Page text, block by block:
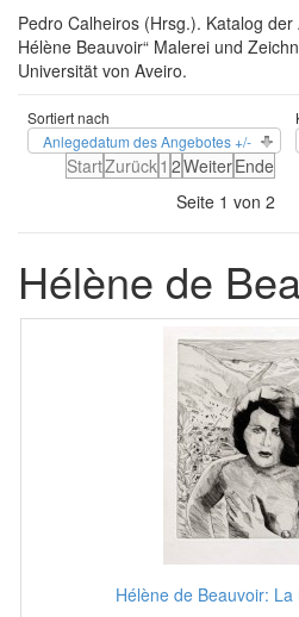
Pedro Calheiros (Hrsg.). Katalog
Hélène Beauvoir“ Malerei und
Universität von Aveiro.
Sortiert nach
Anlegedatum des Angebotes +/-
StartZurück1 2WeiterEnde
Seite 1 von 2
Hélène de
Hélène de Beauvoir: